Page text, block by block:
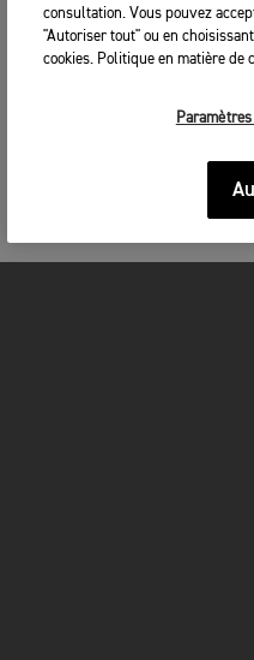
consultation. Vous pouvez
"Autoriser tout" ou en
cookies. Politique en matière de